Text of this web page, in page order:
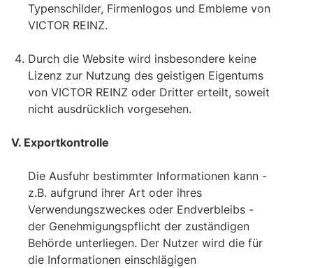
Typenschilder, Firmenlogos und Embleme von
VICTOR REINZ.
Durch die Website wird insbesondere keine
Lizenz zur Nutzung des geistigen Eigentums
von VICTOR REINZ oder Dritter erteilt, soweit
nicht ausdrücklich vorgesehen.
V. Exportkontrolle
Die Ausfuhr bestimmter Informationen kann -
z.B. aufgrund ihrer Art oder ihres
Verwendungszweckes oder Endverbleibs -
der Genehmigungspflicht der zuständigen
Behörde unterliegen. Der Nutzer wird die für
die Informationen einschlägigen